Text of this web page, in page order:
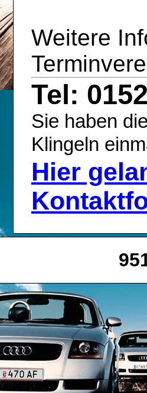
Weitere
Tel:
Sie haben
Klingeln
Hier